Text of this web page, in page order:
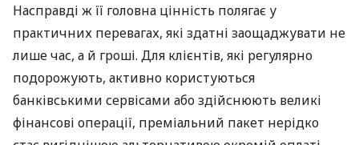
Насправді ж її головна цінність полягає у
практичних перевагах, які здатні заощаджувати не
лише час, а й гроші. Для клієнтів, які регулярно
подорожують, активно користуються
банківськими сервісами або здійснюють великі
фінансові операції, преміальний пакет нерідко